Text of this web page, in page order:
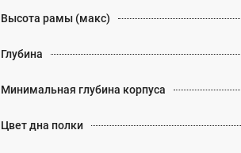
Высота рамы (макс)
Глубина
Минимальная глубина корпуса
Цвет дна полки